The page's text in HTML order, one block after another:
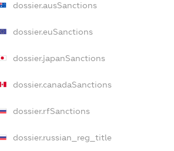
dossier.ausSanctions
dossier.euSanctions
dossier.japanSanctions
dossier.canadaSanctions
dossier.rfSanctions
dossier.russian_reg_title